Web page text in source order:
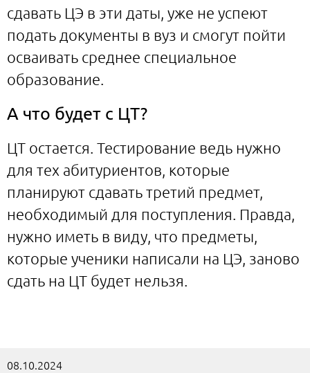
сдавать ЦЭ в эти даты, уже не успеют
подать документы в вуз и смогут пойти
осваивать среднее специальное
образование.
А что будет с ЦТ?
ЦТ остается. Тестирование ведь нужно
для тех абитуриентов, которые
планируют сдавать третий предмет,
необходимый для поступления. Правда,
нужно иметь в виду, что предметы,
которые ученики написали на ЦЭ, заново
сдать на ЦТ будет нельзя.
08.10.2024